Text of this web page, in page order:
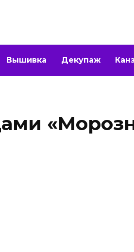
Вышивка Декупаж